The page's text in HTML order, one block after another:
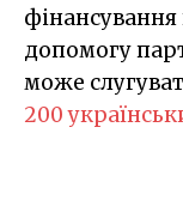
допомогу
може
200